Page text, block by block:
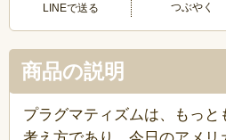
LINEで送る つぶやく
商品の説明
プラグマティズムは、もっ